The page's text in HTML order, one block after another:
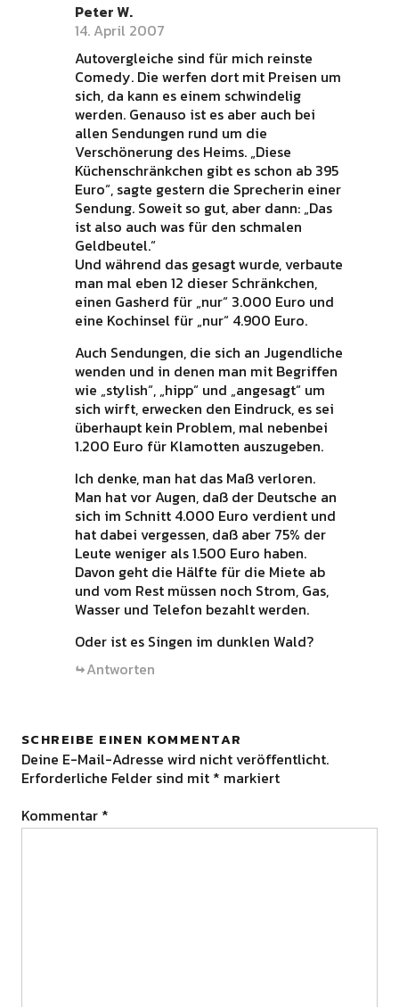
Peter W.
14. April 2007
Autovergleiche sind für mich reinste
Comedy. Die werfen dort mit Preisen um
sich, da kann es einem schwindelig
werden. Genauso ist es aber auch bei
allen Sendungen rund um die
Verschönerung des Heims. „Diese
Küchenschränkchen gibt es schon ab 395
Euro“, sagte gestern die Sprecherin einer
Sendung. Soweit so gut, aber dann: „Das
ist also auch was für den schmalen
Geldbeutel.“
Und während das gesagt wurde, verbaute
man mal eben 12 dieser Schränkchen,
einen Gasherd für „nur“ 3.000 Euro und
eine Kochinsel für „nur“ 4.900 Euro.
Auch Sendungen, die sich an Jugendliche
wenden und in denen man mit Begriffen
wie „stylish“, „hipp“ und „angesagt“ um
sich wirft, erwecken den Eindruck, es sei
überhaupt kein Problem, mal nebenbei
1.200 Euro für Klamotten auszugeben.
Ich denke, man hat das Maß verloren.
Man hat vor Augen, daß der Deutsche an
sich im Schnitt 4.000 Euro verdient und
hat dabei vergessen, daß aber 75% der
Leute weniger als 1.500 Euro haben.
Davon geht die Hälfte für die Miete ab
und vom Rest müssen noch Strom, Gas,
Wasser und Telefon bezahlt werden.
Oder ist es Singen im dunklen Wald?
Antworten
SCHREIBE EINEN KOMMENTAR
Deine E-Mail-Adresse wird nicht veröffentlicht.
Erforderliche Felder sind mit * markiert
Kommentar *